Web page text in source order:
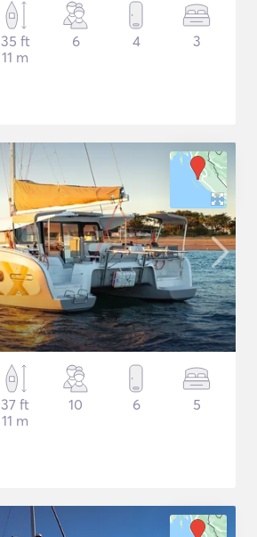
35 ft
11 m
6 4 3
37 ft
11 m
10 6 5